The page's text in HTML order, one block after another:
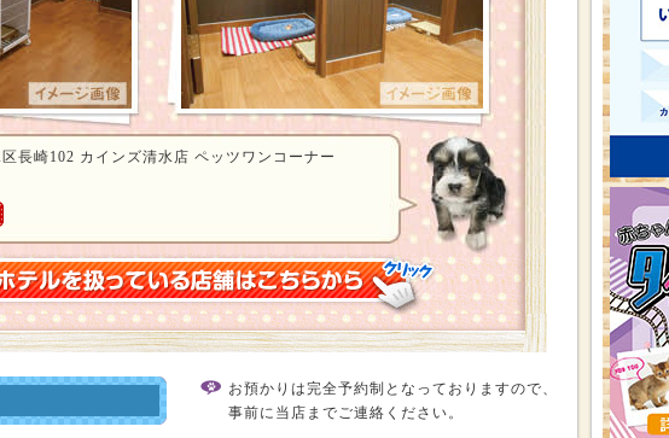
長崎102 カインズ清水店 ペッツワンコーナー
お預かりは完全予約制となっておりますので、
事前に当店までご連絡ください。